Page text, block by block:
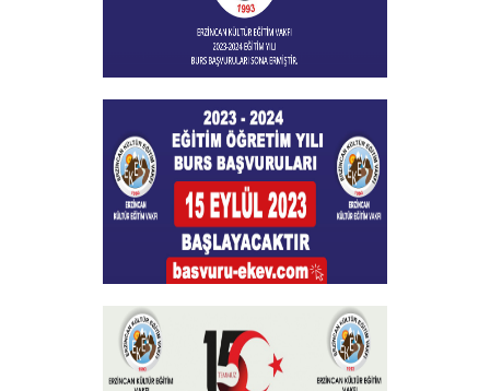
Burs Başvuları Sona Ermiştir
+
Burs Başvuruları
+